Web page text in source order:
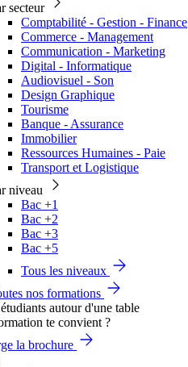
secteur
Comptabilité - Gestion - Finance
Commerce - Management
Communication - Marketing
Digital - Informatique
Audiovisuel - Son
Design Graphique
Tourisme
Banque - Assurance
Immobilier
Ressources Humaines - Paie
Transport et Logistique
niveau
Bac +1
Bac +2
Bac +3
Bac +5
Tous les niveaux
nos formations
te convient ?
la brochure